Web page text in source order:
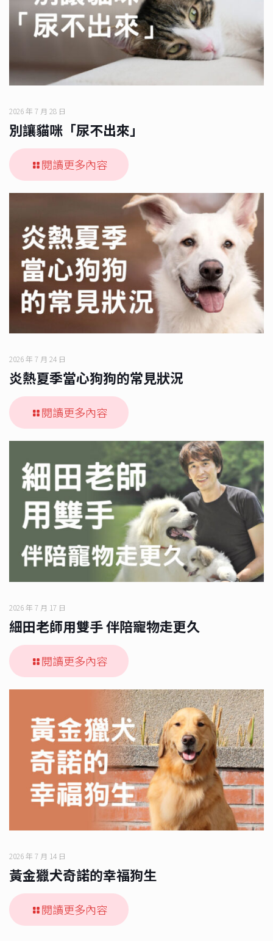
2026 年 7 月 28 日
別讓貓咪「尿不出來」
閱讀更多內容
2026 年 7 月 24 日
炎熱夏季當心狗狗的常見狀況
閱讀更多內容
2026 年 7 月 17 日
細田老師用雙手 伴陪寵物走更久
閱讀更多內容
2026 年 7 月 14 日
黃金獵犬奇諾的幸福狗生
閱讀更多內容